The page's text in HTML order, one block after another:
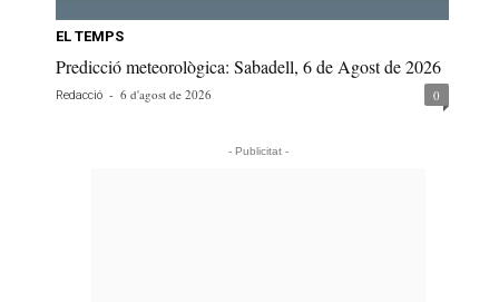
EL TEMPS
Predicció meteorològica: Sabadell, 6 de Agost de 2026
Redacció - 6 d'agost de 2026 0
- Publicitat -